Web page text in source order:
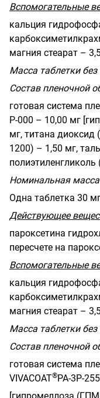
Вспомогательные
кальция
магния стеарат –
Масса таблетки
Состав пленочной
готовая система
Р-000 – 10,00 мг
мг, титана диоксид
1200) – 1,50 мг,
Номинальная масса
Одна таблетка 30
Действующее
пароксетина
пересчете на
Вспомогательные
кальция
магния стеарат –
Масса таблетки
Состав пленочной
готовая система
VIVACOAT®РА-3Р-